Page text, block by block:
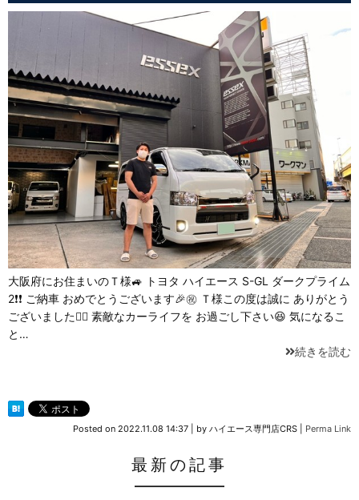
大阪府にお住まいのＴ様🚙 トヨタ ハイエース S-GL ダークプライム
2❗❗ ご納車 おめでとうございます🎉㊗️ Ｔ様この度は誠に ありがとう
ございました🙇‍♂️ 素敵なカーライフを お過ごし下さい😆 気になるこ
と…
続きを読む
Posted on 2022.11.08 14:37 by ハイエース専門店CRS Perma Link
最新の記事